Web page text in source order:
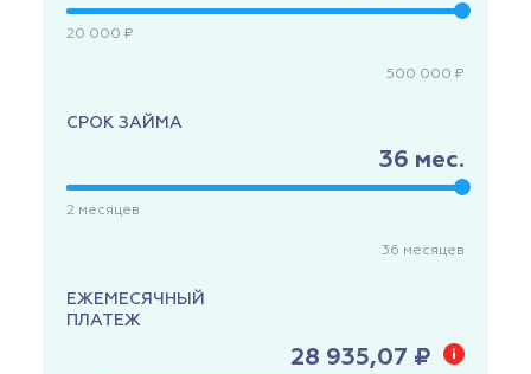
20 000 ₽
500 000 ₽
СРОК ЗАЙМА
36 мес.
2 месяцев
36 месяцев
ЕЖЕМЕСЯЧНЫЙ
ПЛАТЕЖ
28 935,07 ₽